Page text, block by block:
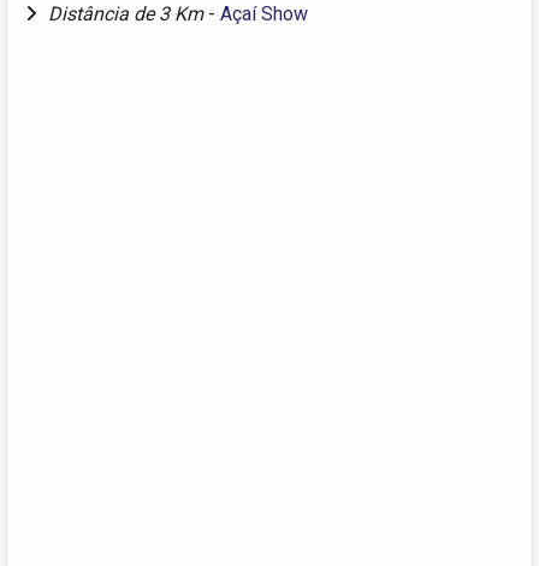
Distância de 3 Km - Açaí Show